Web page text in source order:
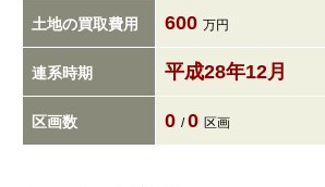
土地の買取費用 600 万円
連系時期 平成28年12月
区画数 0 /0 区画